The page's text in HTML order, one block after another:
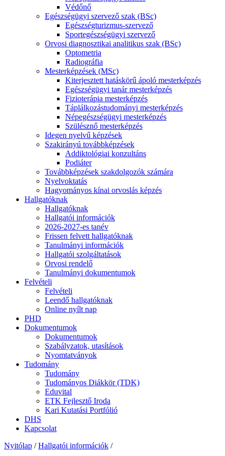
Védőnő
Egészségügyi szervező szak (BSc)
Egészségturizmus-szervező
Sportegészségügyi szervező
Orvosi diagnosztikai analitikus szak (BSc)
Optometria
Radiográfia
Mesterképzések (MSc)
Kiterjesztett hatáskörű ápoló mesterképzés
Egészségügyi tanár mesterképzés
Fizioterápia mesterképzés
Táplálkozástudományi mesterképzés
Népegészségügyi mesterképzés
Szülésznő mesterképzés
Idegen nyelvű képzések
Szakirányú továbbképzések
Addiktológiai konzultáns
Podiáter
Továbbképzések szakdolgozók számára
Nyelvoktatás
Hagyományos kínai orvoslás képzés
Hallgatóknak
Hallgatóknak
Hallgatói információk
2026-2027-es tanév
Frissen felvett hallgatóknak
Tanulmányi információk
Hallgatói szolgáltatások
Orvosi rendelő
Tanulmányi dokumentumok
Felvételi
Felvételi
Leendő hallgatóknak
Online nyílt nap
PHD
Dokumentumok
Dokumentumok
Szabályzatok, utasítások
Nyomtatványok
Tudomány
Tudomány
Tudományos Diákkör (TDK)
Eduvital
ETK Fejlesztő Iroda
Kari Kutatási Portfólió
DHS
Kapcsolat
Nyitólap / Hallgatói információk /